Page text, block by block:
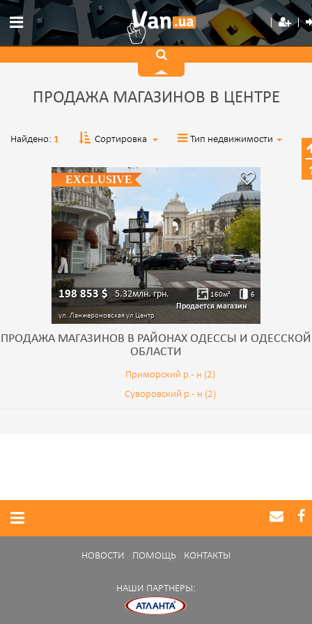
ПРОДАЖА МАГАЗИНОВ В ЦЕНТРЕ
Найдено: 1 Сортировка Тип недвижимости
EXCLUSIVE
198 853 $ 5.32млн.грн. 160м² 6
Продается магазин
ул. Ланжероновская ул Центр
ПРОДАЖА МАГАЗИНОВ В РАЙОНАХ ОДЕССЫ И ОДЕССКОЙ
ОБЛАСТИ
Приморский р.- н (2)
Суворовский р.- н (2)
НОВОСТИ ПОМОЩЬ КОНТАКТЫ
НАШИ ПАРТНЕРЫ: